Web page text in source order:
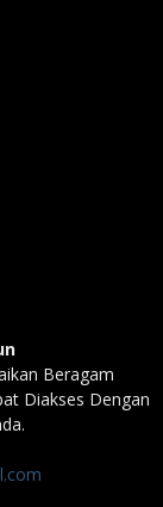
Beragam
Diakses Dengan